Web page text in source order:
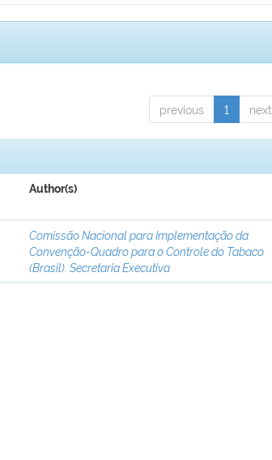
previous 1 next
Author(s)
Comissão Nacional para Implementação da
Convenção-Quadro para o Controle do Tabaco
(Brasil). Secretaria Executiva